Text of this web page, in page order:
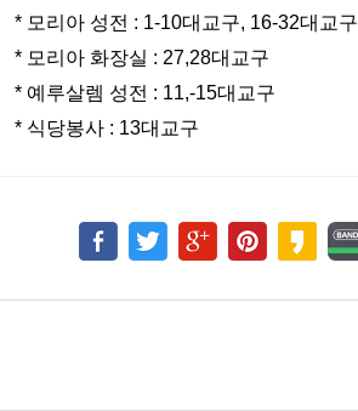
* 모리아 성전 : 1-10대교구, 16-32대교구
* 모리아 화장실 : 27,28대교구
* 예루살렘 성전 : 11,-15대교구
* 식당봉사 : 13대교구